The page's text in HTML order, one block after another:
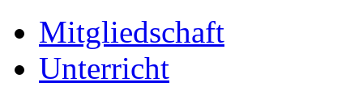
Mitgliedschaft
Unterricht